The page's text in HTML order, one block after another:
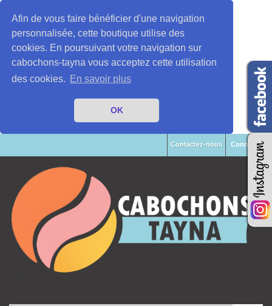
Afin de vous faire bénéficier d'une navigation
personnalisée, cette boutique utilise des
cookies. En poursuivant votre navigation sur
cabochons-tayna vous acceptez cette utilisation
des cookies.
En savoir plus
OK
Connexion
Contactez-nous